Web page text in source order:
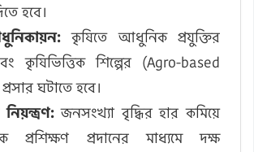
হবে।
কৃষিতে আধুনিক প্রযুক্তির
কৃষিভিত্তিক শিল্পের (Agro-based
ঘটাতে হবে।
জনসংখ্যা বৃদ্ধির হার কমিয়ে
প্রশিক্ষণ প্রদানের মাধ্যমে দক্ষ